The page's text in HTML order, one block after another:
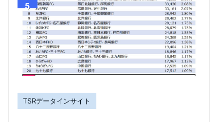
5
TSRデータインサイト